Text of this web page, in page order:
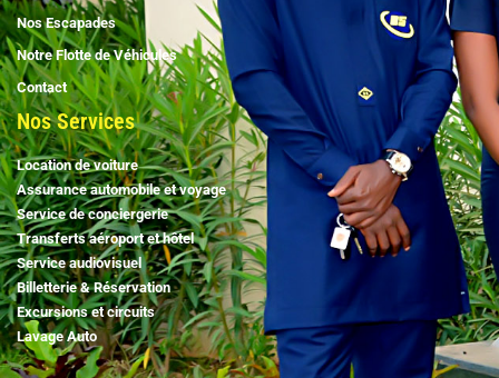
Nos Escapades
Notre Flotte de Véhicules
Contact
Nos Services
Location de voiture
Assurance automobile et voyage
Service de conciergerie
Transferts aéroport et hôtel
Service audiovisuel
Billetterie & Réservation
Excursions et circuits
Lavage Auto